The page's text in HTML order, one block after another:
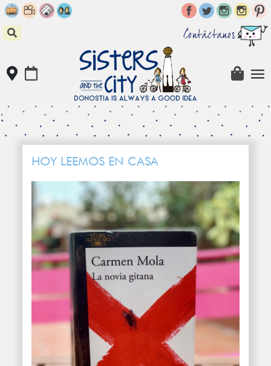
Skip
to
content
Contáctanos
HOY LEEMOS EN CASA